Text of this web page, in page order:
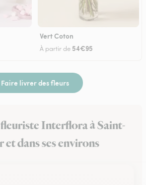
Vert Coton
À partir de 54€95
Faire livrer des fleurs
Interflora à Saint-
et dans ses environs